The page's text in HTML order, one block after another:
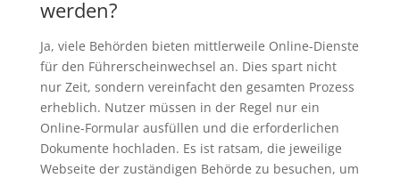
werden?
Ja, viele Behörden bieten mittlerweile Online-Dienste
für den Führerscheinwechsel an. Dies spart nicht
nur Zeit, sondern vereinfacht den gesamten Prozess
erheblich. Nutzer müssen in der Regel nur ein
Online-Formular ausfüllen und die erforderlichen
Dokumente hochladen. Es ist ratsam, die jeweilige
Webseite der zuständigen Behörde zu besuchen, um